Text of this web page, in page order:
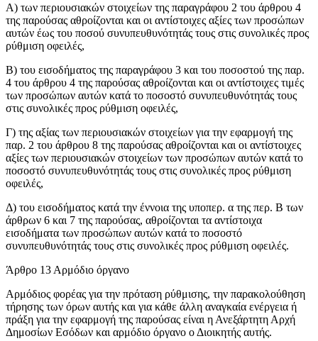
Α) των περιουσιακών στοιχείων της παραγράφου 2 του άρθρου 4
της παρούσας αθροίζονται και οι αντίστοιχες αξίες των προσώπων
αυτών έως του ποσού συνυπευθυνότητάς τους στις συνολικές προς
ρύθμιση οφειλές,
Β) του εισοδήματος της παραγράφου 3 και του ποσοστού της παρ.
4 του άρθρου 4 της παρούσας αθροίζονται και οι αντίστοιχες τιμές
των προσώπων αυτών κατά το ποσοστό συνυπευθυνότητάς τους
στις συνολικές προς ρύθμιση οφειλές,
Γ) της αξίας των περιουσιακών στοιχείων για την εφαρμογή της
παρ. 2 του άρθρου 8 της παρούσας αθροίζονται και οι αντίστοιχες
αξίες των περιουσιακών στοιχείων των προσώπων αυτών κατά το
ποσοστό συνυπευθυνότητάς τους στις συνολικές προς ρύθμιση
οφειλές,
Δ) του εισοδήματος κατά την έννοια της υποπερ. α της περ. Β των
άρθρων 6 και 7 της παρούσας, αθροίζονται τα αντίστοιχα
εισοδήματα των προσώπων αυτών κατά το ποσοστό
συνυπευθυνότητάς τους στις συνολικές προς ρύθμιση οφειλές.
Άρθρο 13 Αρμόδιο όργανο
Αρμόδιος φορέας για την πρόταση ρύθμισης, την παρακολούθηση
τήρησης των όρων αυτής και για κάθε άλλη αναγκαία ενέργεια ή
πράξη για την εφαρμογή της παρούσας είναι η Ανεξάρτητη Αρχή
Δημοσίων Εσόδων και αρμόδιο όργανο ο Διοικητής αυτής.